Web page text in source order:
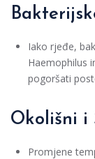
Iako rjeđe,
Haemophilus
pogoršati
Okolišni i
Promjene